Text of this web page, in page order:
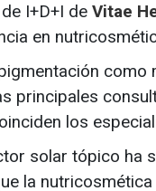
I+D+I de Vitae
en
principales
los
solar tópico ha
la